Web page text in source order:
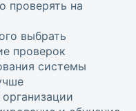
проверять на
выбрать
проверок
системы